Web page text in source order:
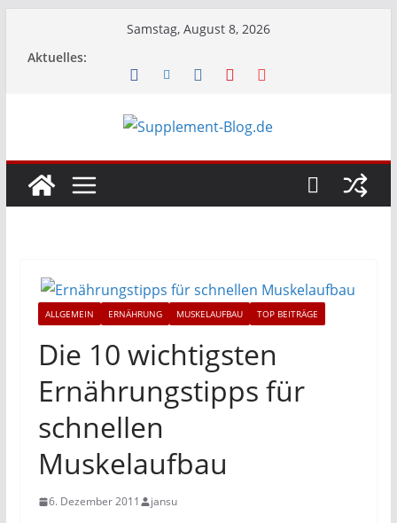
Samstag, August 8, 2026
Aktuelles:
ALLGEMEIN ERNÄHRUNG MUSKELAUFBAU TOP BEITRÄGE
Die 10 wichtigsten
Ernährungstipps für
schnellen
Muskelaufbau
6. Dezember 2011 jansu